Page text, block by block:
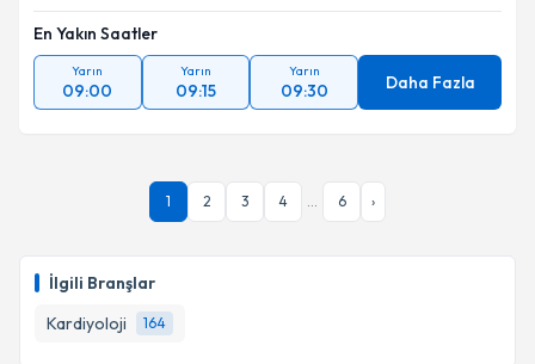
İlgili Branşlar
Kardiyoloji
164
En Yakın Saatler
Yarın
09:00
Yarın
09:15
Yarın
09:30 Daha Fazla